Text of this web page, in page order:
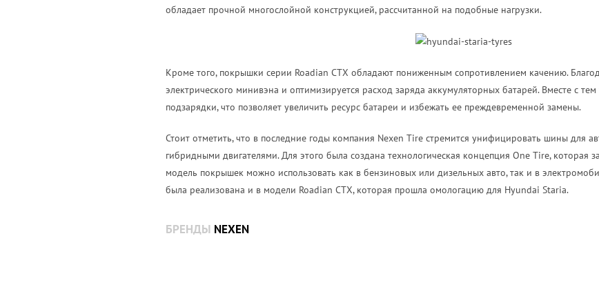
обладает прочной многослойной конструкцией, рассчитанной на подобные нагрузки.
Кроме того, покрышки серии Roadian CTX обладают пониженным сопротивлением качению.
электрического минивэна и оптимизируется расход заряда аккумуляторных батарей. Вместе с
подзарядки, что позволяет увеличить ресурс батареи и избежать ее преждевременной замены.
Стоит отметить, что в последние годы компания Nexen Tire стремится унифицировать шины для
гибридными двигателями. Для этого была создана технологическая концепция One Tire, которая
модель покрышек можно использовать как в бензиновых или дизельных авто, так и в
была реализована и в модели Roadian CTX, которая прошла омологацию для Hyundai Staria.
БРЕНДЫ NEXEN